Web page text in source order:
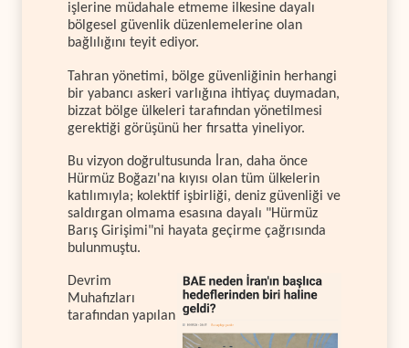
işlerine müdahale etmeme ilkesine dayalı
bölgesel güvenlik düzenlemelerine olan
bağlılığını teyit ediyor.
Tahran yönetimi, bölge güvenliğinin herhangi
bir yabancı askeri varlığına ihtiyaç duymadan,
bizzat bölge ülkeleri tarafından yönetilmesi
gerektiği görüşünü her fırsatta yineliyor.
Bu vizyon doğrultusunda İran, daha önce
Hürmüz Boğazı'na kıyısı olan tüm ülkelerin
katılımıyla; kolektif işbirliği, deniz güvenliği ve
saldırgan olmama esasına dayalı "Hürmüz
Barış Girişimi"ni hayata geçirme çağrısında
bulunmuştu.
Devrim
Muhafızları
tarafından yapılan